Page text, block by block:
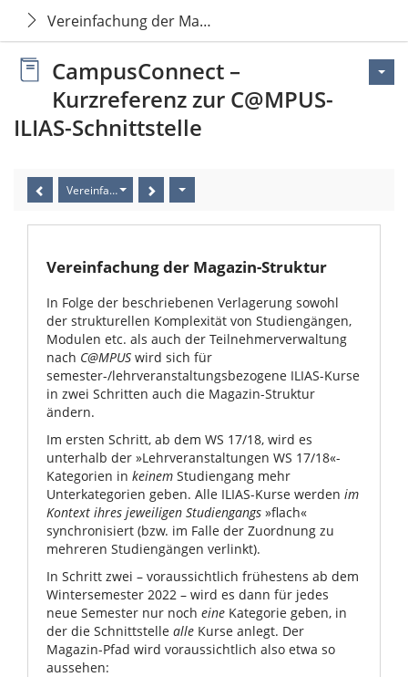
Vereinfachung der Magazin-Struktur
CampusConnect –
Kurzreferenz zur C@MPUS-
ILIAS-Schnittstelle
Vereinfachung der Magazin-Struktur
Vereinfachung der Magazin-Struktur
In Folge der beschriebenen Verlagerung sowohl
der strukturellen Komplexität von Studiengängen,
Modulen etc. als auch der Teilnehmerverwaltung
nach C@MPUS wird sich für
semester-/lehrveranstaltungsbezogene ILIAS-Kurse
in zwei Schritten auch die Magazin-Struktur
ändern.
Im ersten Schritt, ab dem WS 17/18, wird es
unterhalb der »Lehrveranstaltungen WS 17/18«-
Kategorien in keinem Studiengang mehr
Unterkategorien geben. Alle ILIAS-Kurse werden im
Kontext ihres jeweiligen Studiengangs »flach«
synchronisiert (bzw. im Falle der Zuordnung zu
mehreren Studiengängen verlinkt).
In Schritt zwei – voraussichtlich frühestens ab dem
Wintersemester 2022 – wird es dann für jedes
neue Semester nur noch eine Kategorie geben, in
der die Schnittstelle alle Kurse anlegt. Der
Magazin-Pfad wird voraussichtlich also etwa so
aussehen: